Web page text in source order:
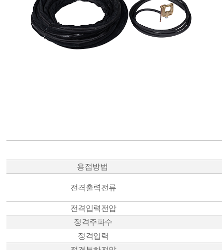
용접방법
전격출력전류
전격입력전압
정격주파수
정격입력